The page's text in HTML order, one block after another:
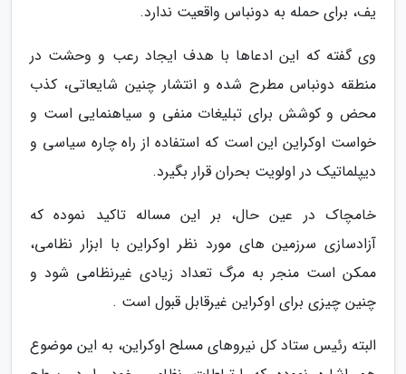
یف، برای حمله به دونباس واقعیت ندارد.
وی گفته که این ادعاها با هدف ایجاد رعب و وحشت در
منطقه دونباس مطرح شده و انتشار چنین شایعاتی، کذب
محض و کوشش برای تبلیغات منفی و سیاهنمایی است و
خواست اوکراین این است که استفاده از راه چاره سیاسی و
دیپلماتیک در اولویت بحران قرار بگیرد.
خامچاک در عین حال، بر این مساله تاکید نموده که
آزادسازی سرزمین های مورد نظر اوکراین با ابزار نظامی،
ممکن است منجر به مرگ تعداد زیادی غیرنظامی شود و
چنین چیزی برای اوکراین غیرقابل قبول است .
البته رئیس ستاد کل نیروهای مسلح اوکراین، به این موضوع